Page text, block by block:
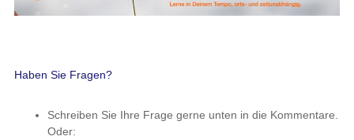
Haben Sie Fragen?
Schreiben Sie Ihre Frage gerne unten in die Kommentare.
Oder: